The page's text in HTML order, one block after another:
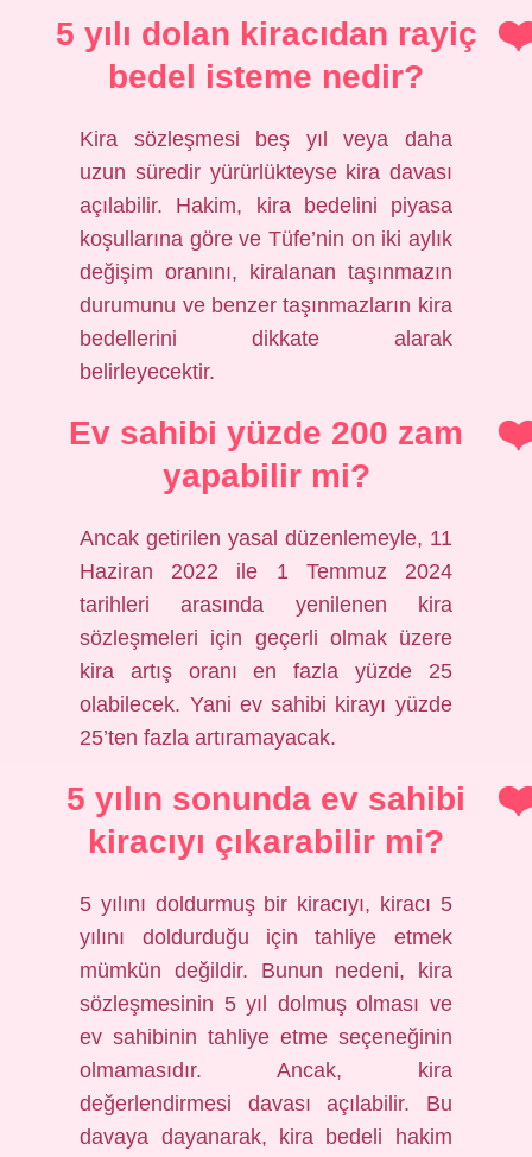
5 yılı dolan kiracıdan rayiç
bedel isteme nedir?
Kira sözleşmesi beş yıl veya daha
uzun süredir yürürlükteyse kira davası
açılabilir. Hakim, kira bedelini piyasa
koşullarına göre ve Tüfe’nin on iki aylık
değişim oranını, kiralanan taşınmazın
durumunu ve benzer taşınmazların kira
bedellerini dikkate alarak
belirleyecektir.
Ev sahibi yüzde 200 zam
yapabilir mi?
Ancak getirilen yasal düzenlemeyle, 11
Haziran 2022 ile 1 Temmuz 2024
tarihleri ​​arasında yenilenen kira
sözleşmeleri için geçerli olmak üzere
kira artış oranı en fazla yüzde 25
olabilecek. Yani ev sahibi kirayı yüzde
25’ten fazla artıramayacak.
5 yılın sonunda ev sahibi
kiracıyı çıkarabilir mi?
5 yılını doldurmuş bir kiracıyı, kiracı 5
yılını doldurduğu için tahliye etmek
mümkün değildir. Bunun nedeni, kira
sözleşmesinin 5 yıl dolmuş olması ve
ev sahibinin tahliye etme seçeneğinin
olmamasıdır. Ancak, kira
değerlendirmesi davası açılabilir. Bu
davaya dayanarak, kira bedeli hakim